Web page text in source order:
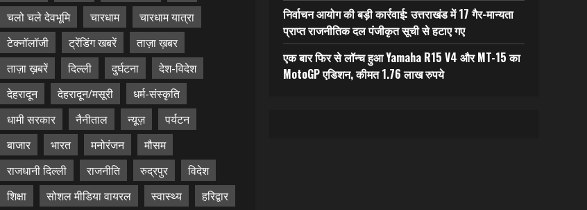
चलो चले देवभूमि
चारधाम
चारधाम यात्रा
टेक्नॉलॉजी
ट्रेंडिंग खबरें
ताज़ा ख़बर
ताज़ा ख़बरें
दिल्ली दुर्घटना
देश-विदेश
देहरादून
देहरादून/मसूरी
धर्म-संस्कृति
धामी सरकार
नैनीताल न्यूज़
पर्यटन
बाजार
भारत मनोरंजन
मौसम
राजधानी दिल्ली
राजनीति रुद्रपुर
विदेश
शिक्षा
सोशल मीडिया वायरल स्वास्थ्य हरिद्वार
निर्वाचन आयोग की बड़ी कार्रवाई: उत्तराखंड में 17 गैर-मान्यता
प्राप्त राजनीतिक दल पंजीकृत सूची से हटाए गए
एक बार फिर से लॉन्च हुआ Yamaha R15 V4 और MT-15 का
MotoGP एडिशन, कीमत 1.76 लाख रुपये